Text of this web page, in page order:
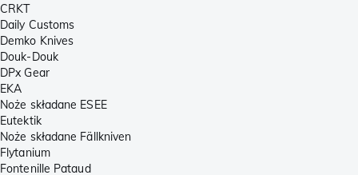
CRKT
Daily Customs
Demko Knives
Douk-Douk
DPx Gear
EKA
Noże składane ESEE
Eutektik
Noże składane Fällkniven
Flytanium
Fontenille Pataud